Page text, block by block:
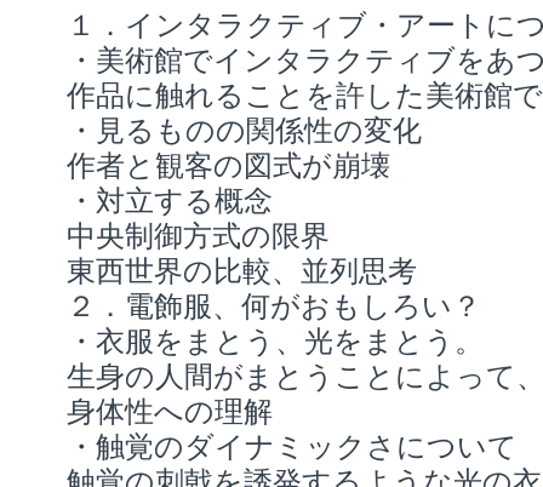
１．インタラクティブ・アートに
・美術館でインタラクティブをあ
作品に触れることを許した美術館
・見るものの関係性の変化
作者と観客の図式が崩壊
・対立する概念
中央制御方式の限界
東西世界の比較、並列思考
２．電飾服、何がおもしろい？
・衣服をまとう、光をまとう。
生身の人間がまとうことによって
身体性への理解
・触覚のダイナミックさについて